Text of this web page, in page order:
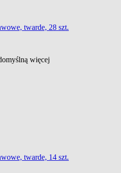
twarde, 28 szt.
więcej
twarde, 14 szt.